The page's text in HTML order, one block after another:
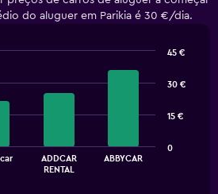
do aluguer em Parikia é 30 €/dia.
ADDCAR
RENTAL
ABBYCAR
0
15 €
30 €
45 €